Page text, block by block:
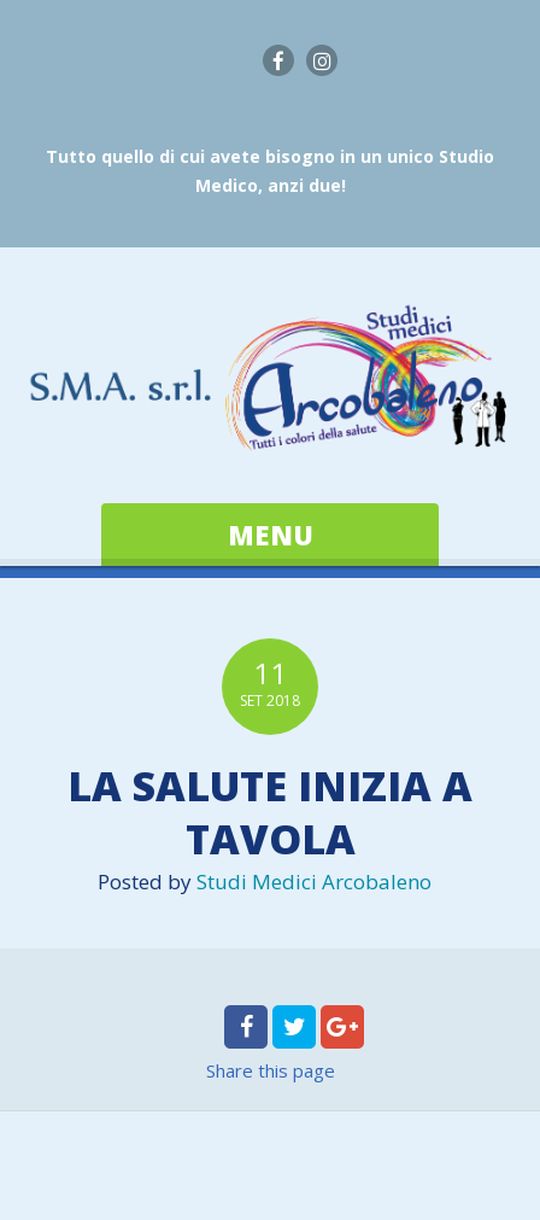
Tutto quello di cui avete bisogno in un unico Studio
Medico, anzi due!
MENU
11
SET2018
LA SALUTE INIZIA A
TAVOLA
Posted byStudi Medici Arcobaleno
Share this page